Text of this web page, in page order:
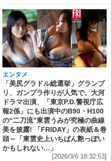
エンタメ
「美尻グラドル総選挙」グランプ
リ、ガンプラ作りが人気で、大河
ドラマ出演、「東京P.D.警視庁広
報2係」にも出演中のB90・H100
の“二刀流”東雲うみが究極の曲線
美を披露! 「FRIDAY」の表紙＆巻
頭～「東雲史上いちばん艶っぽい
かもしれない…」
[2026/3/6 18:32:53]